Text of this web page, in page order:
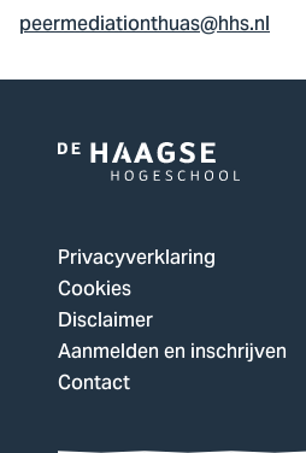
peermediationthuas@hhs.nl
Logo
De
Haagse
Hogeschool,
ga
naar
de
Privacyverklaring
Cookies
Disclaimer
Aanmelden en inschrijven
Contact